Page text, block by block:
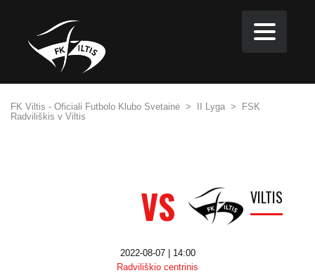
FK Viltis - Oficiali Futbolo Klubo Svetainė > II Lyga >
FSK
Radviliškis v Viltis
VS VILTIS
2022-08-07 | 14:00
Radviliškio centrinis